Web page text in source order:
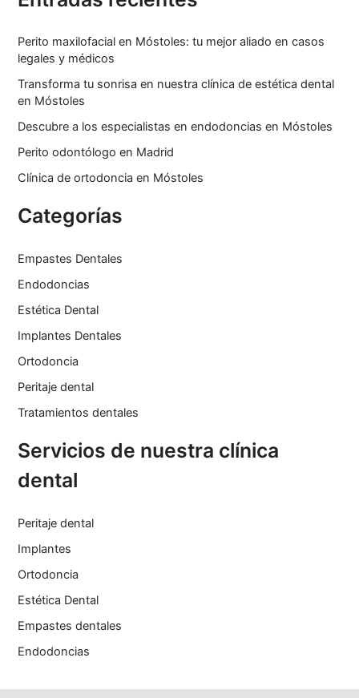
Perito maxilofacial en Móstoles: tu mejor aliado en casos
legales y médicos
Transforma tu sonrisa en nuestra clínica de estética dental
en Móstoles
Descubre a los especialistas en endodoncias en Móstoles
Perito odontólogo en Madrid
Clínica de ortodoncia en Móstoles
Categorías
Empastes Dentales
Endodoncias
Estética Dental
Implantes Dentales
Ortodoncia
Peritaje dental
Tratamientos dentales
Servicios de nuestra clínica
dental
Peritaje dental
Implantes
Ortodoncia
Estética Dental
Empastes dentales
Endodoncias